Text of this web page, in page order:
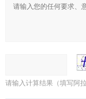
请输入计算结果（填写阿